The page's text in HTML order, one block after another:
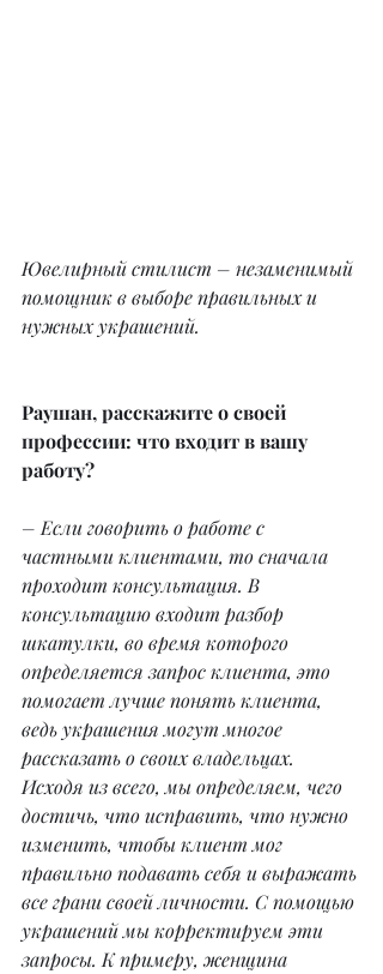
Ювелирный стилист – незаменимый
помощник в выборе правильных и
нужных украшений.
Раушан, расскажите о своей
профессии: что входит в вашу
работу?
– Если говорить о работе с
частными клиентами, то сначала
проходит консультация. В
консультацию входит разбор
шкатулки, во время которого
определяется запрос клиента, это
помогает лучше понять клиента,
ведь украшения могут многое
рассказать о своих владельцах.
Исходя из всего, мы определяем, чего
достичь, что исправить, что нужно
изменить, чтобы клиент мог
правильно подавать себя и выражать
все грани своей личности. С помощью
украшений мы корректируем эти
запросы. К примеру, женщина